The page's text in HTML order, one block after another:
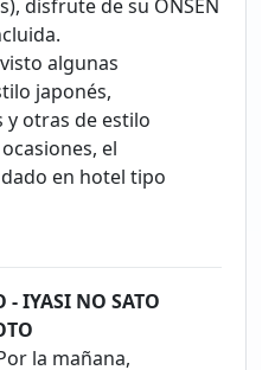
disfrute de su ONSEN
algunas
japonés,
otras de estilo
el
en hotel tipo
- IYASI NO SATO
la mañana,